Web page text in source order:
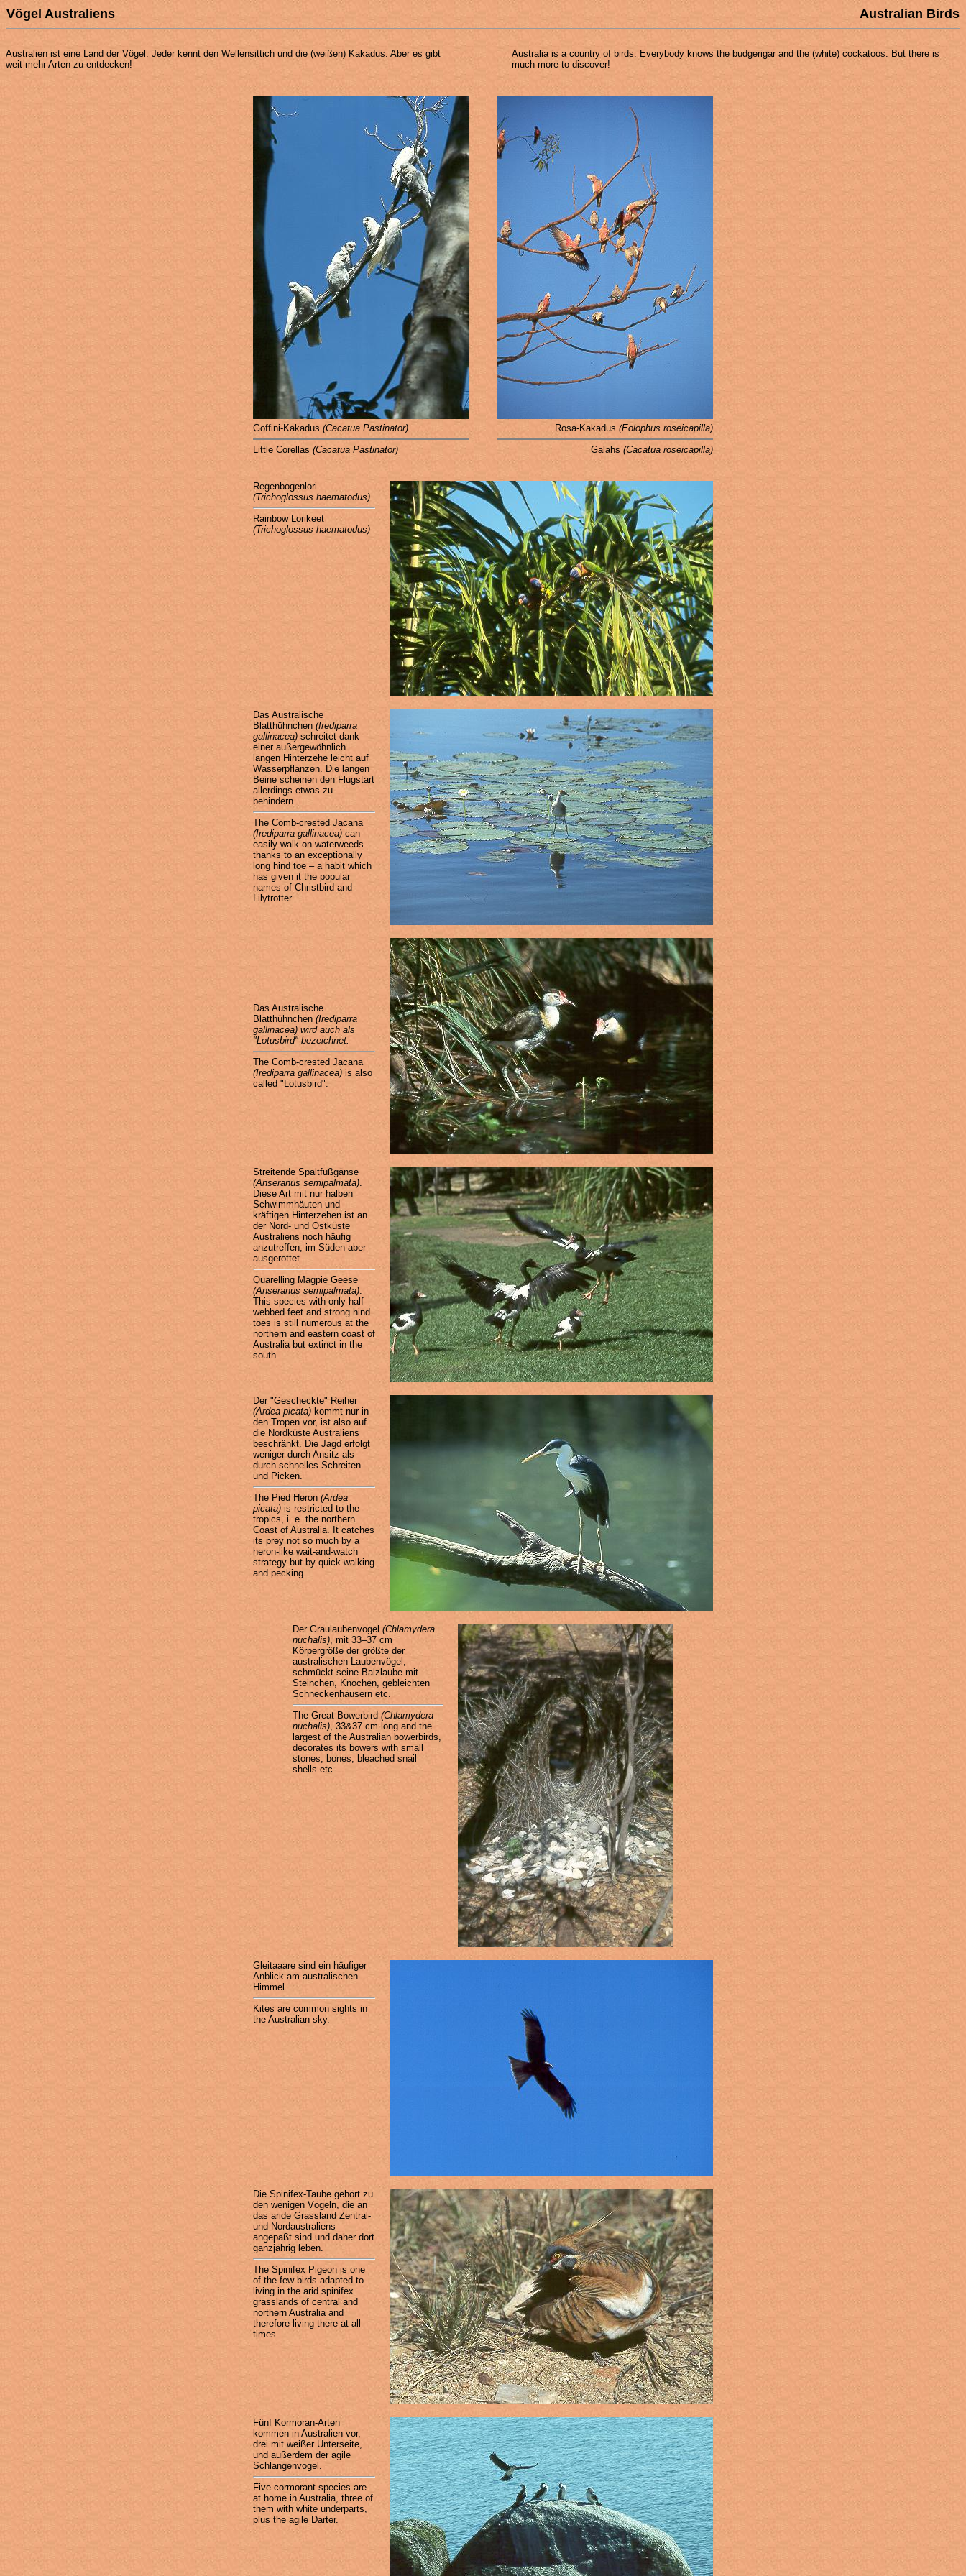
Vögel Australiens Australian Birds
Australien ist eine Land der Vögel: Jeder kennt den Wellensittich und die (weißen) Kakadus. Aber es gibt
weit mehr Arten zu entdecken!
Australia is a country of birds: Everybody knows the budgerigar and the (white) cockatoos. But there is
much more to discover!
Goffini-Kakadus (Cacatua Pastinator)
Little Corellas (Cacatua Pastinator)
Rosa-Kakadus (Eolophus roseicapilla)
Galahs (Cacatua roseicapilla)
Regenbogenlori
(Trichoglossus haematodus)
Rainbow Lorikeet
(Trichoglossus haematodus)
Das Australische
Blatthühnchen (Irediparra
gallinacea) schreitet dank
einer außergewöhnlich
langen Hinterzehe leicht auf
Wasserpflanzen. Die langen
Beine scheinen den Flugstart
allerdings etwas zu
behindern.
The Comb-crested Jacana
(Irediparra gallinacea) can
easily walk on waterweeds
thanks to an exceptionally
long hind toe – a habit which
has given it the popular
names of Christbird and
Lilytrotter.
Das Australische
Blatthühnchen (Irediparra
gallinacea) wird auch als
"Lotusbird" bezeichnet.
The Comb-crested Jacana
(Irediparra gallinacea) is also
called "Lotusbird".
Streitende Spaltfußgänse
(Anseranus semipalmata).
Diese Art mit nur halben
Schwimmhäuten und
kräftigen Hinterzehen ist an
der Nord- und Ostküste
Australiens noch häufig
anzutreffen, im Süden aber
ausgerottet.
Quarelling Magpie Geese
(Anseranus semipalmata).
This species with only half-
webbed feet and strong hind
toes is still numerous at the
northern and eastern coast of
Australia but extinct in the
south.
Der "Gescheckte" Reiher
(Ardea picata) kommt nur in
den Tropen vor, ist also auf
die Nordküste Australiens
beschränkt. Die Jagd erfolgt
weniger durch Ansitz als
durch schnelles Schreiten
und Picken.
The Pied Heron (Ardea
picata) is restricted to the
tropics, i. e. the northern
Coast of Australia. It catches
its prey not so much by a
heron-like wait-and-watch
strategy but by quick walking
and pecking.
Der Graulaubenvogel (Chlamydera
nuchalis), mit 33–37 cm
Körpergröße der größte der
australischen Laubenvögel,
schmückt seine Balzlaube mit
Steinchen, Knochen, gebleichten
Schneckenhäusern etc.
The Great Bowerbird(Chlamydera
nuchalis), 33&37 cm long and the
largest of the Australian bowerbirds,
decorates its bowers with small
stones, bones, bleached snail
shells etc.
Gleitaaare sind ein häufiger
Anblick am australischen
Himmel.
Kites are common sights in
the Australian sky.
Die Spinifex-Taube gehört zu
den wenigen Vögeln, die an
das aride Grassland Zentral-
und Nordaustraliens
angepaßt sind und daher dort
ganzjährig leben.
The Spinifex Pigeon is one
of the few birds adapted to
living in the arid spinifex
grasslands of central and
northern Australia and
therefore living there at all
times.
Fünf Kormoran-Arten
kommen in Australien vor,
drei mit weißer Unterseite,
und außerdem der agile
Schlangenvogel.
Five cormorant species are
at home in Australia, three of
them with white underparts,
plus the agile Darter.